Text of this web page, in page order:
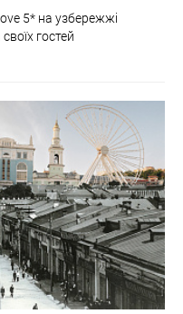
5* на узбережжі
гостей